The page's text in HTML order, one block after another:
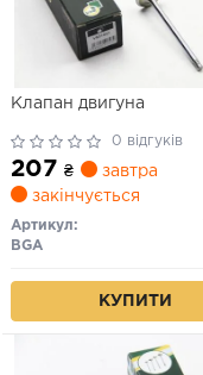
Клапан двигуна
0 відгуків
207 ₴
завтра
закінчується
Артикул:
BGA
КУПИТИ